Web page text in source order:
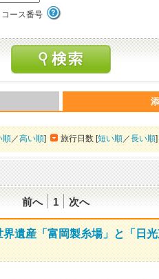
コース番号
順／高い順] 旅行日数 [短い順／長い順]
前へ 1 次へ
遺産「富岡製糸場」と「日